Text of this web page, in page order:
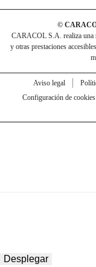
©
CARACOL S.A. realiza una
y otras prestaciones
Aviso legal
Configuración de cookies
Desplegar